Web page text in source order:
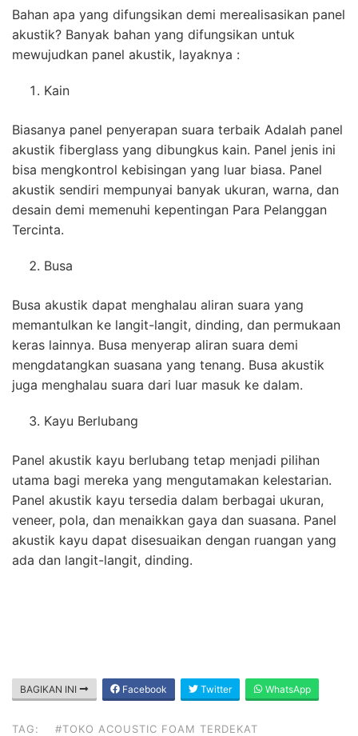
Bahan apa yang difungsikan demi merealisasikan panel
akustik? Banyak bahan yang difungsikan untuk
mewujudkan panel akustik, layaknya :
Kain
Biasanya panel penyerapan suara terbaik Adalah panel
akustik fiberglass yang dibungkus kain. Panel jenis ini
bisa mengkontrol kebisingan yang luar biasa. Panel
akustik sendiri mempunyai banyak ukuran, warna, dan
desain demi memenuhi kepentingan Para Pelanggan
Tercinta.
Busa
Busa akustik dapat menghalau aliran suara yang
memantulkan ke langit-langit, dinding, dan permukaan
keras lainnya. Busa menyerap aliran suara demi
mengdatangkan suasana yang tenang. Busa akustik
juga menghalau suara dari luar masuk ke dalam.
Kayu Berlubang
Panel akustik kayu berlubang tetap menjadi pilihan
utama bagi mereka yang mengutamakan kelestarian.
Panel akustik kayu tersedia dalam berbagai ukuran,
veneer, pola, dan menaikkan gaya dan suasana. Panel
akustik kayu dapat disesuaikan dengan ruangan yang
ada dan langit-langit, dinding.
BAGIKAN INI Facebook Twitter WhatsApp
TAG: #TOKO ACOUSTIC FOAM TERDEKAT